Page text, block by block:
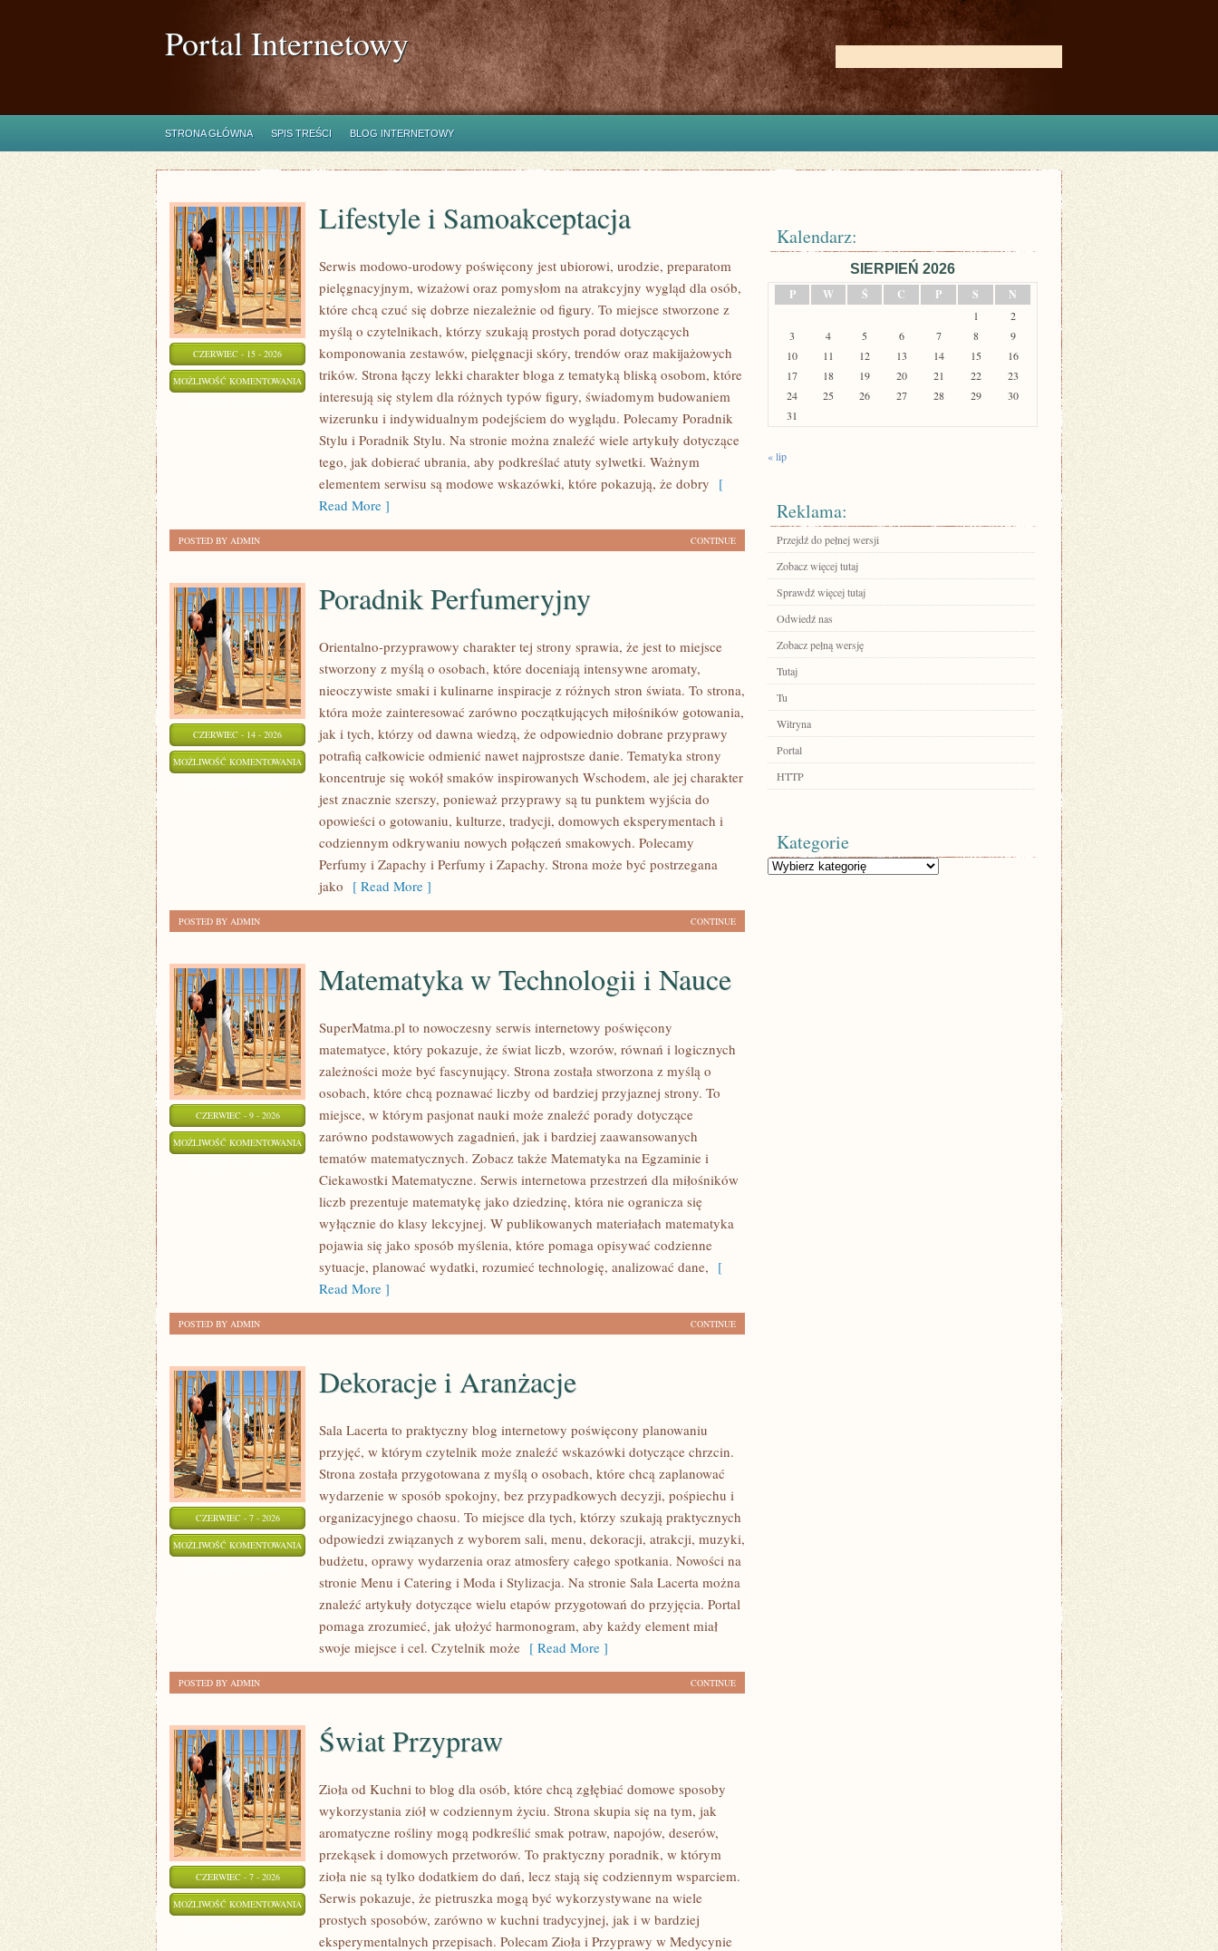
Portal Internetowy
STRONA GŁÓWNA SPIS TREŚCI BLOG INTERNETOWY
CZERWIEC - 15 - 2026
MOŻLIWOŚĆ KOMENTOWANIA LIFESTYLE
SAMOAKCEPTACJA
Lifestyle i Samoakceptacja
Serwis modowo-urodowy poświęcony jest ubiorowi, urodzie, preparatom
pielęgnacyjnym, wizażowi oraz pomysłom na atrakcyjny wygląd dla osób,
które chcą czuć się dobrze niezależnie od figury. To miejsce stworzone z
myślą o czytelnikach, którzy szukają prostych porad dotyczących
komponowania zestawów, pielęgnacji skóry, trendów oraz makijażowych
trików. Strona łączy lekki charakter bloga z tematyką bliską osobom, które
interesują się stylem dla różnych typów figury, świadomym budowaniem
wizerunku i indywidualnym podejściem do wyglądu. Polecamy Poradnik
Stylu i Poradnik Stylu. Na stronie można znaleźć wiele artykuły dotyczące
tego, jak dobierać ubrania, aby podkreślać atuty sylwetki. Ważnym
elementem serwisu są modowe wskazówki, które pokazują, że dobry [
Read More ]
CONTINUE
POSTED BY ADMIN
CZERWIEC - 14 - 2026
MOŻLIWOŚĆ KOMENTOWANIA PORADNIK
PERFUMERYJNY
Poradnik Perfumeryjny
Orientalno-przyprawowy charakter tej strony sprawia, że jest to miejsce
stworzony z myślą o osobach, które doceniają intensywne aromaty,
nieoczywiste smaki i kulinarne inspiracje z różnych stron świata. To strona,
która może zainteresować zarówno początkujących miłośników gotowania,
jak i tych, którzy od dawna wiedzą, że odpowiednio dobrane przyprawy
potrafią całkowicie odmienić nawet najprostsze danie. Tematyka strony
koncentruje się wokół smaków inspirowanych Wschodem, ale jej charakter
jest znacznie szerszy, ponieważ przyprawy są tu punktem wyjścia do
opowieści o gotowaniu, kulturze, tradycji, domowych eksperymentach i
codziennym odkrywaniu nowych połączeń smakowych. Polecamy
Perfumy i Zapachy i Perfumy i Zapachy. Strona może być postrzegana
jako [ Read More ]
CONTINUE
POSTED BY ADMIN
CZERWIEC - 9 - 2026
MOŻLIWOŚĆ KOMENTOWANIA MATEMATYKA
TECHNOLOGII
NAUCE
Matematyka w Technologii i Nauce
SuperMatma.pl to nowoczesny serwis internetowy poświęcony
matematyce, który pokazuje, że świat liczb, wzorów, równań i logicznych
zależności może być fascynujący. Strona została stworzona z myślą o
osobach, które chcą poznawać liczby od bardziej przyjaznej strony. To
miejsce, w którym pasjonat nauki może znaleźć porady dotyczące
zarówno podstawowych zagadnień, jak i bardziej zaawansowanych
tematów matematycznych. Zobacz także Matematyka na Egzaminie i
Ciekawostki Matematyczne. Serwis internetowa przestrzeń dla miłośników
liczb prezentuje matematykę jako dziedzinę, która nie ogranicza się
wyłącznie do klasy lekcyjnej. W publikowanych materiałach matematyka
pojawia się jako sposób myślenia, które pomaga opisywać codzienne
sytuacje, planować wydatki, rozumieć technologię, analizować dane, [
Read More ]
CONTINUE
POSTED BY ADMIN
CZERWIEC - 7 - 2026
MOŻLIWOŚĆ KOMENTOWANIA DEKORACJE
ARANŻACJE
Dekoracje i Aranżacje
Sala Lacerta to praktyczny blog internetowy poświęcony planowaniu
przyjęć, w którym czytelnik może znaleźć wskazówki dotyczące chrzcin.
Strona została przygotowana z myślą o osobach, które chcą zaplanować
wydarzenie w sposób spokojny, bez przypadkowych decyzji, pośpiechu i
organizacyjnego chaosu. To miejsce dla tych, którzy szukają praktycznych
odpowiedzi związanych z wyborem sali, menu, dekoracji, atrakcji, muzyki,
budżetu, oprawy wydarzenia oraz atmosfery całego spotkania. Nowości na
stronie Menu i Catering i Moda i Stylizacja. Na stronie Sala Lacerta można
znaleźć artykuły dotyczące wielu etapów przygotowań do przyjęcia. Portal
pomaga zrozumieć, jak ułożyć harmonogram, aby każdy element miał
swoje miejsce i cel. Czytelnik może [ Read More ]
CONTINUE
POSTED BY ADMIN
CZERWIEC - 7 - 2026
MOŻLIWOŚĆ KOMENTOWANIA ŚWIAT
PRZYPRAW
Świat Przypraw
Zioła od Kuchni to blog dla osób, które chcą zgłębiać domowe sposoby
wykorzystania ziół w codziennym życiu. Strona skupia się na tym, jak
aromatyczne rośliny mogą podkreślić smak potraw, napojów, deserów,
przekąsek i domowych przetworów. To praktyczny poradnik, w którym
zioła nie są tylko dodatkiem do dań, lecz stają się codziennym wsparciem.
Serwis pokazuje, że pietruszka mogą być wykorzystywane na wiele
prostych sposobów, zarówno w kuchni tradycyjnej, jak i w bardziej
eksperymentalnych przepisach. Polecam Zioła i Przyprawy w Medycynie
Kalendarz:
SIERPIEŃ 2026
P
W Ś C P S N
1
2
3
4 5 6 7 8
9
10
11 12 13 14 15
16
17
18 19 20 21 22
23
24
25 26 27 28 29
30
31
« lip
Reklama:
Przejdź do pełnej wersji
Zobacz więcej tutaj
Sprawdź więcej tutaj
Odwiedź nas
Zobacz pełną wersję
Tutaj
Tu
Witryna
Portal
HTTP
Kategorie
Kategorie